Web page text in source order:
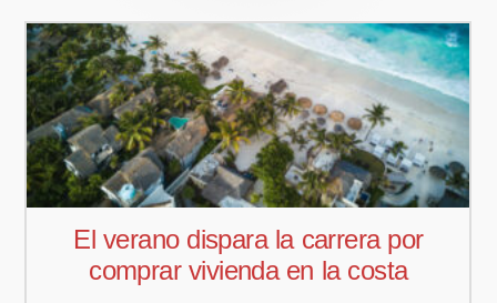
El verano dispara la carrera por
comprar vivienda en la costa